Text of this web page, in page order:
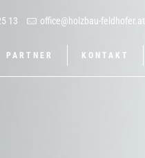
13 office@holzbau-feldhofer.at
PARTNER KONTAKT